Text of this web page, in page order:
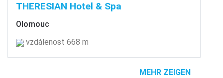
THERESIAN Hotel & Spa
Olomouc
vzdálenost 668 m
MEHR ZEIGEN